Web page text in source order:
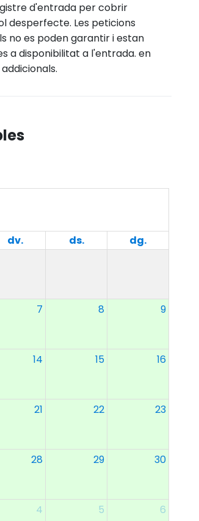
d'entrada per cobrir
desperfecte. Les peticions
no es poden garantir i estan
a disponibilitat a l'entrada. en
dv. ds. dg.
7 8 9
14 15 16
21 22 23
28 29 30
4 5 6